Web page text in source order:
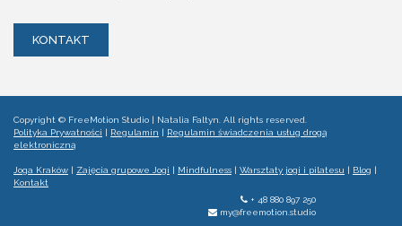
KONTAKT
Copyright © FreeMotion Studio | Natalia Faltyn . All rights reserved.
Polityka Prywatności | Regulamin | Regulamin świadczenia usług drogą
elektroniczną
Joga Kraków | Zajęcia grupowe Jogi | Mindfulness | Warsztaty jogi i pilatesu | Blog |
Kontakt
+ 48 880 897 250
my@freemotion.studio